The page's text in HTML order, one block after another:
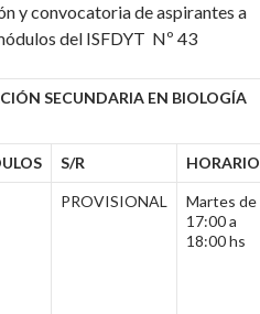
y convocatoria de aspirantes a
del ISFDYT Nº 43
SECUNDARIA EN BIOLOGÍA
S/R HORARIO
PROVISIONAL
Martes de
17:00 a
18:00 hs